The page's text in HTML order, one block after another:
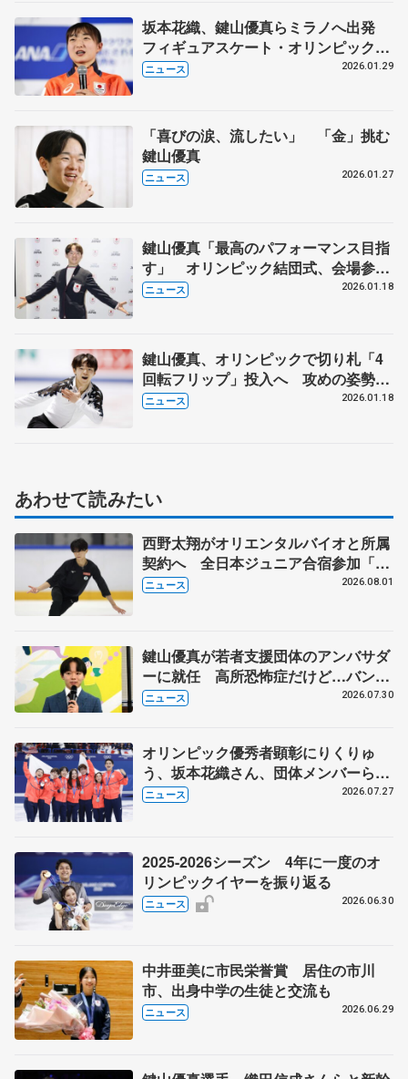
坂本花織、鍵山優真らミラノへ出発
フィギュアスケート・オリンピック代
表
ニュース 2026.01.29
「喜びの涙、流したい」 「金」挑む
鍵山優真
ニュース 2026.01.27
鍵山優真「最高のパフォーマンス目指
す」 オリンピック結団式、会場参加
は初めて
ニュース 2026.01.18
鍵山優真、オリンピックで切り札「4
回転フリップ」投入へ 攻めの姿勢で
王者マリニンに挑む
ニュース 2026.01.18
あわせて読みたい
西野太翔がオリエンタルバイオと所属
契約へ 全日本ジュニア合宿参加「結
果残していかないと」 講師はジェー
ニュース 2026.08.01
鍵山優真が若者支援団体のアンバサダ
ーに就任 高所恐怖症だけど…バンジ
ージャンプに挑戦も？
ニュース 2026.07.30
オリンピック優秀者顕彰にりくりゅ
う、坂本花織さん、団体メンバーら
8月7日に文科省が表彰式、ブルーノ・
ニュース 2026.07.27
2025-2026シーズン 4年に一度のオ
リンピックイヤーを振り返る
ニュース 2026.06.30
中井亜美に市民栄誉賞 居住の市川
市、出身中学の生徒と交流も
ニュース 2026.06.29